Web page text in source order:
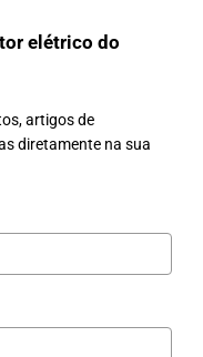
elétrico do
artigos de
diretamente na sua